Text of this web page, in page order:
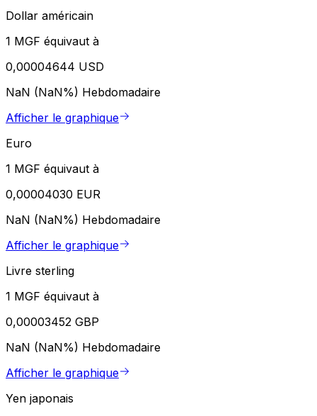
Dollar américain
1 MGF équivaut à
0,00004644 USD
NaN (NaN%) Hebdomadaire
Afficher le graphique
Euro
1 MGF équivaut à
0,00004030 EUR
NaN (NaN%) Hebdomadaire
Afficher le graphique
Livre sterling
1 MGF équivaut à
0,00003452 GBP
NaN (NaN%) Hebdomadaire
Afficher le graphique
Yen japonais